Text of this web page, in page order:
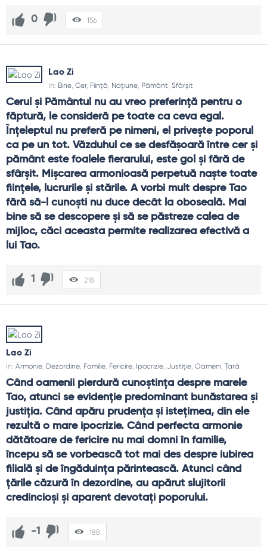
0 156
Lao Zi
In: Bine, Cer, Ființă, Națiune, Pământ, Sfârșit
Cerul şi Pământul nu au vreo preferinţă pentru o
făptură, le consideră pe toate ca ceva egal.
Înţeleptul nu preferă pe nimeni, el priveşte poporul
ca pe un tot. Văzduhul ce se desfăşoară între cer şi
pământ este foalele fierarului, este gol şi fără de
sfârşit. Mişcarea armonioasă perpetuă naşte toate
fiinţele, lucrurile şi stările. A vorbi mult despre Tao
fără să-l cunoşti nu duce decât la oboseală. Mai
bine să se descopere şi să se păstreze calea de
mijloc, căci aceasta permite realizarea efectivă a
lui Tao.
1 218
Lao Zi
In: Armonie Dezordine Familie Fericire Ipocrizie Justiție Oameni Țară
Când oamenii pierdură cunoştinţa despre marele
Tao, atunci se evidenţie predominant bunăstarea şi
justiţia. Când apăru prudenţa şi isteţimea, din ele
rezultă o mare ipocrizie. Când perfecta armonie
dătătoare de fericire nu mai domni în familie,
începu să se vorbească tot mai des despre iubirea
filială şi de îngăduinţa părintească. Atunci când
ţările căzură în dezordine, au apărut slujitorii
credincioşi şi aparent devotaţi poporului.
-1 188